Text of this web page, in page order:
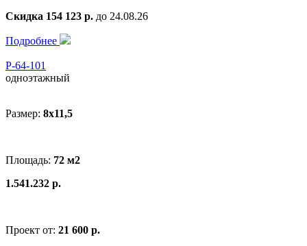
Скидка 154 123 р. до 24.08.26
Подробнее
Р-64-101
одноэтажный
Размер: 8x11,5
Площадь: 72 м2
1.541.232 р.
Проект от: 21 600 р.